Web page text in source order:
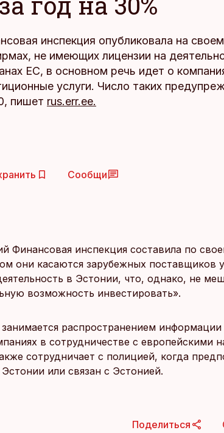
инспекция опубликовала на своем
не имеющих лицензии на
ЕС, в основном речь идет о
услуги. Число таких
пишет rus.err.ee.
Сообщи
Финансовая инспекция составила по
они касаются зарубежных поставщиков
в Эстонии, что, однако, не
возможность инвестировать».
распространением
в сотрудничестве с европейскими
сотрудничает с полицией, когда
или связан с Эстонией.
Поделиться